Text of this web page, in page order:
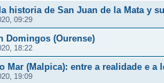
historia de San Juan de la Mata y
09:29
Domingos (Ourense)
18:22
Mar (Malpica): entre a realidade e a
19:09